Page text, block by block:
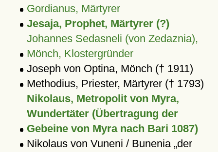
Gordianus, Märtyrer
Jesaja, Prophet, Märtyrer (?)
Johannes Sedasneli (von Zedaznia),
Mönch, Klostergründer
Joseph von Optina, Mönch († 1911)
Methodius, Priester, Märtyrer († 1793)
Nikolaus, Metropolit von Myra,
Wundertäter (Übertragung der
Gebeine von Myra nach Bari 1087)
Nikolaus von Vuneni / Bunenia der